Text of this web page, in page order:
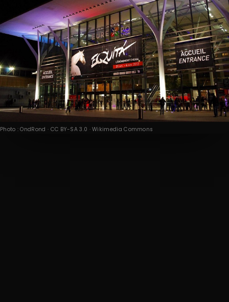
Photo : OndRond · CC BY-SA 3.0 · Wikimedia Commons